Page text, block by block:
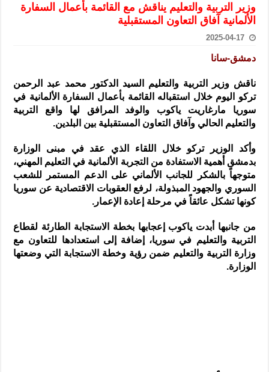
سوريا تبحث مع الإيسيسكو التعاون في البحث العلمي وحماية التراث
وزير التربية والتعليم يناقش مع القائمة بأعمال السفارة
الألمانية آفاق التعاون المستقبلية
2025-04-17
دمشق-سانا
ناقش وزير التربية والتعليم السيد الدكتور محمد عبد الرحمن
تركو اليوم خلال استقباله القائمة بأعمال السفارة الألمانية في
سوريا مارغاريت ياكوب والوفد المرافق لها واقع التربية
والتعليم الحالي وآفاق التعاون المستقبلية بين البلدين.
وأكد الوزير تركو خلال اللقاء الذي عقد في مبنى الوزارة
بدمشق أهمية الاستفادة من التجربة الألمانية في التعليم المهني،
متوجهاً بالشكر للجانب الألماني على الدعم المستمر للشعب
السوري والجهود المبذولة، لرفع العقوبات الاقتصادية عن سوريا
كونها تشكل عائقاً في مرحلة إعادة الإعمار.
من جانبها أبدت ياكوب إعجابها بخطة الاستجابة الطارئة لقطاع
التربية والتعليم في سوريا، إضافة إلى استعدادها للتعاون مع
وزارة التربية والتعليم ضمن رؤية وخطة الاستجابة التي وضعتها
الوزارة.